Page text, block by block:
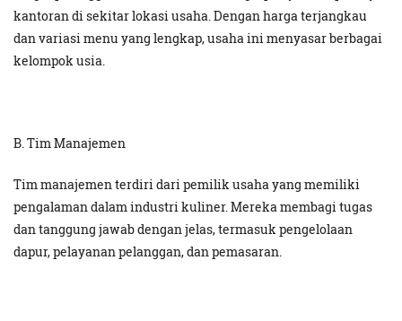
kantoran di sekitar lokasi usaha. Dengan harga terjangkau
dan variasi menu yang lengkap, usaha ini menyasar berbagai
kelompok usia.
B. Tim Manajemen
Tim manajemen terdiri dari pemilik usaha yang memiliki
pengalaman dalam industri kuliner. Mereka membagi tugas
dan tanggung jawab dengan jelas, termasuk pengelolaan
dapur, pelayanan pelanggan, dan pemasaran.